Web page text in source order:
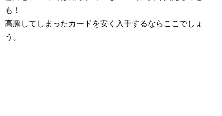
も！
高騰してしまったカードを安く入手するならここでしょ
う。